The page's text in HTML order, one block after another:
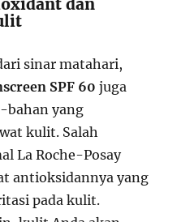
dan
sinar matahari,
SPF 60 juga
bahan yang
kulit. Salah
La Roche-Posay
antioksidannya yang
pada kulit.